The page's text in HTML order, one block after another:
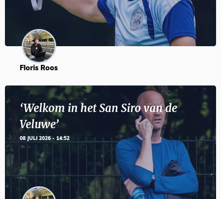
Floris Roos
‘Welkom in het San Siro van de
Veluwe’
08 JULI 2026 - 14:52